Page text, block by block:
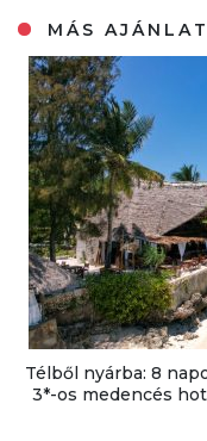
MÁS
Télből nyárba: 8
3*-os medencés